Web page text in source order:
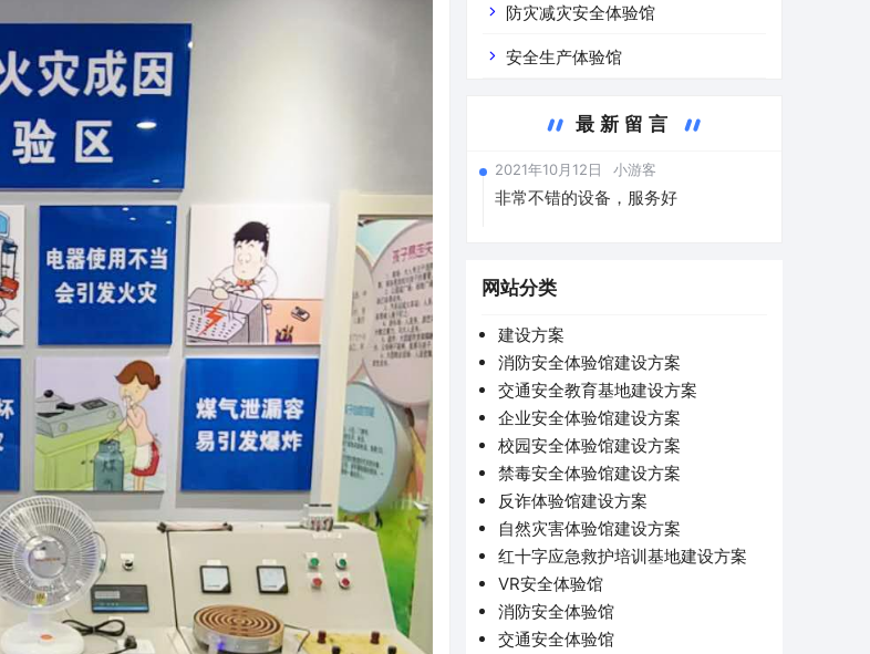
防灾减灾安全体验馆
安全生产体验馆
最新留言
2021年10月12日 小游客
非常不错的设备，服务好
网站分类
建设方案
消防安全体验馆建设方案
交通安全教育基地建设方案
企业安全体验馆建设方案
校园安全体验馆建设方案
禁毒安全体验馆建设方案
反诈体验馆建设方案
自然灾害体验馆建设方案
红十字应急救护培训基地建设方案
VR安全体验馆
消防安全体验馆
交通安全体验馆